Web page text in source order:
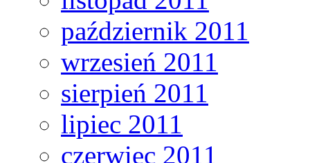
październik 2011
wrzesień 2011
sierpień 2011
lipiec 2011
czerwiec 2011